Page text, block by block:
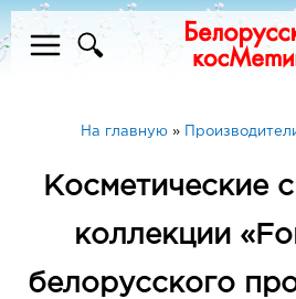
На главную»
Косметические
коллекции
белорусского